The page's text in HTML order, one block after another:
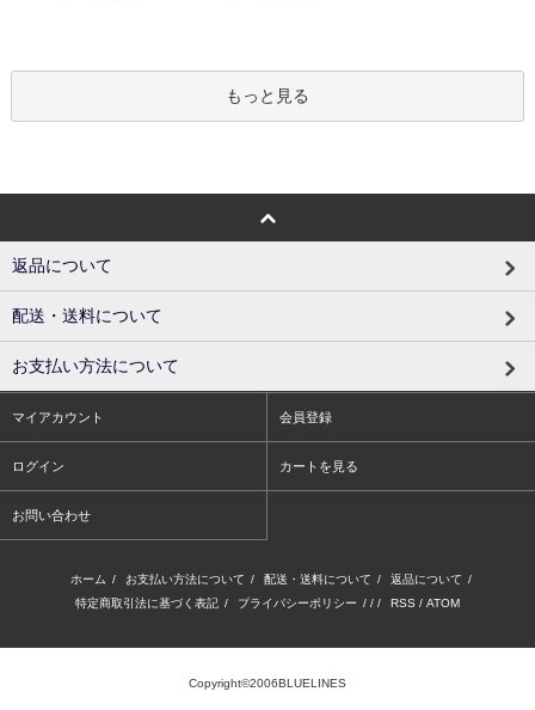
もっと見る
返品について
配送・送料について
お支払い方法について
マイアカウント 会員登録
ログイン カートを見る
お問い合わせ
ホーム / お支払い方法について / 配送・送料について / 返品について /
特定商取引法に基づく表記 / プライバシーポリシー / / / RSS / ATOM
Copyright©2006BLUELINES